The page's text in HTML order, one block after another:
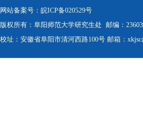
网站备案号：皖ICP备020529号
版权所有：阜阳师范大学研究生处 邮编：
校址：安徽省阜阳市清河西路100号 邮箱：